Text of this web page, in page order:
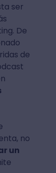
ser
De
de
no
un